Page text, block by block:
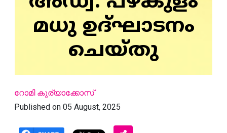
മധു ഉദ്ഘാടനം
ചെയ്തു
റോമി കുര്യാക്കോസ്
Published on 05 August, 2025